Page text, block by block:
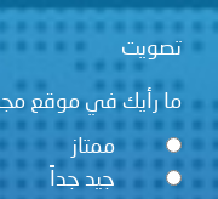
تصويت
ما رأيك في موقع
ممتاز
جيد جداً